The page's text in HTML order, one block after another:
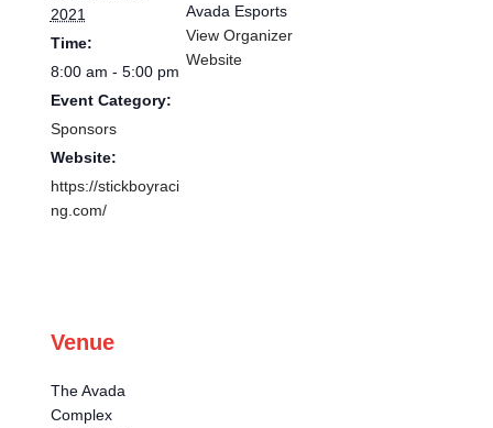
2021
Time:
8:00 am - 5:00 pm
Event Category:
Sponsors
Website:
https://stickboyraci
ng.com/
Avada Esports
View Organizer
Website
Venue
The Avada
Complex